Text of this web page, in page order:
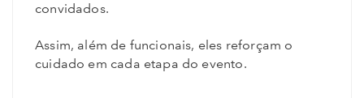
convidados.
Assim, além de funcionais, eles reforçam o
cuidado em cada etapa do evento.